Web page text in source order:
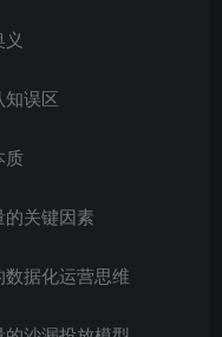
知误区
质
的关键因素
数据化运营思维